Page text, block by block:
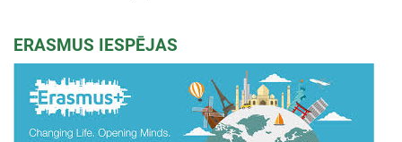
ERASMUS IESPĒJAS